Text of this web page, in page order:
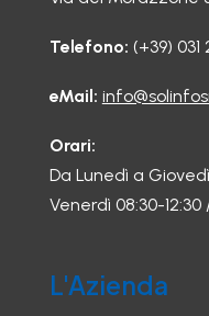
Telefono: (+39)
eMail:
Orari:
Da Lunedì a Giovedì
Venerdì 08:30-12:30
L'Azienda